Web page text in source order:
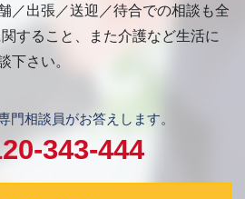
／出張／送迎／待合での相談も全
すること、また介護など生活に
下さい。
門相談員がお答えします。
343-444